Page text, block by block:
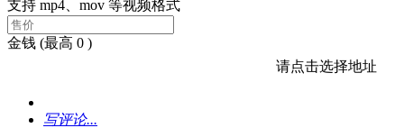
支持 mp4、mov 等视频格式
金钱 (最高 0 )
请点击选择地址
写评论...